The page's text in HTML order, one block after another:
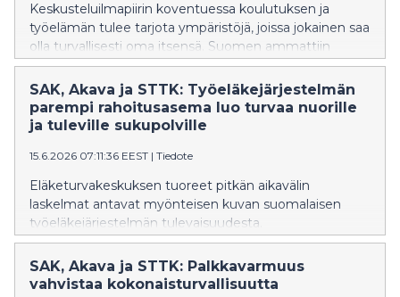
Keskusteluilmapiirin koventuessa koulutuksen ja
työelämän tulee tarjota ympäristöjä, joissa jokainen saa
olla turvallisesti oma itsensä. Suomen ammattiin
opiskelevien liitto SAKKI ry, Akavan opiskelijat ja STTK-
Opiskelijat vaativat työelämään konkreettisia toimia
syrjinnän ehkäisemiseksi ja yhdenvertaisuuden
edistämiseksi, kuten esihenkilöiden kouluttamista ja
SAK, Akava ja STTK: Työeläkejärjestelmän
parempi rahoitusasema luo turvaa nuorille
ja tuleville sukupolville
15.6.2026 07:11:36 EEST | Tiedote
Eläketurvakeskuksen tuoreet pitkän aikavälin
laskelmat antavat myönteisen kuvan suomalaisen
työeläkejärjestelmän tulevaisuudesta.
Työeläkemaksujen sovittua kehitystä se ei muuta,
mutta parantuneet näkymät vahvistavat
mahdollisuuksia varautua tulevaan, toteavat
SAK, Akava ja STTK: Palkkavarmuus
vahvistaa kokonaisturvallisuutta